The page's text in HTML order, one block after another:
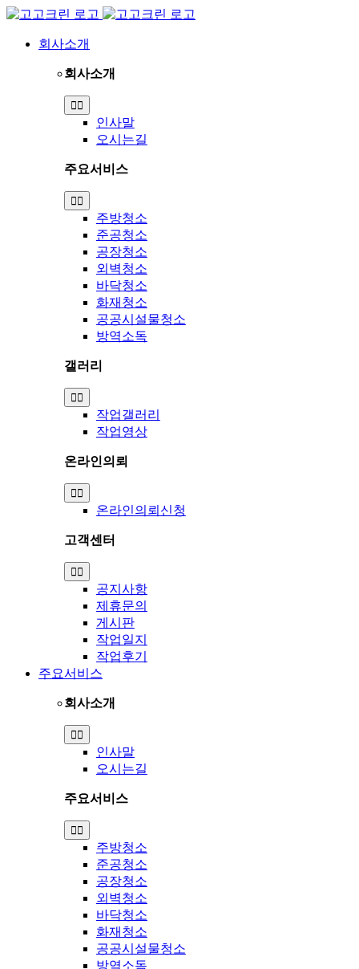
Skip
content회사소개
회사소개
Toggle
Navigation
인사말
오시는길
주요서비스
Toggle
Navigation
주방청소
준공청소
공장청소
외벽청소
바닥청소
화재청소
공공시설물청소
방역소독
갤러리
Toggle
Navigation
작업갤러리
작업영상
온라인의뢰
Toggle
Navigation
온라인의뢰신청
고객센터
Toggle
Navigation
공지사항
제휴문의
게시판
작업일지
작업후기
주요서비스
회사소개
Toggle
Navigation
인사말
오시는길
주요서비스
Toggle
Navigation
주방청소
준공청소
공장청소
외벽청소
바닥청소
화재청소
공공시설물청소
방역소독